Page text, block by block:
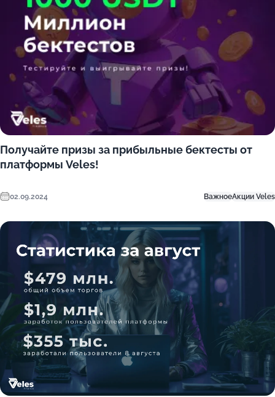
Получайте призы за прибыльные бектесты от
платформы Veles!
02.09.2024 ВажноеАкции Veles